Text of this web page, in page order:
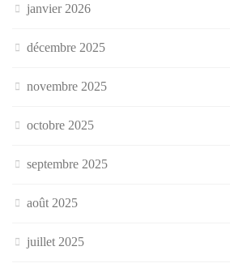
janvier 2026
décembre 2025
novembre 2025
octobre 2025
septembre 2025
août 2025
juillet 2025